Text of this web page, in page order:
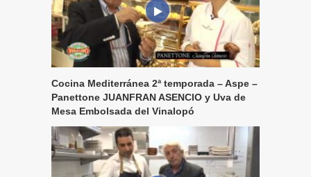
Cocina Mediterránea 2ª temporada – Aspe –
Panettone JUANFRAN ASENCIO y Uva de
Mesa Embolsada del Vinalopó